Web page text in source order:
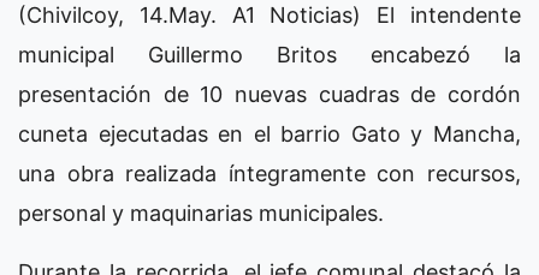
(Chivilcoy, 14.May. A1 Noticias) El intendente
municipal Guillermo Britos encabezó la
presentación de 10 nuevas cuadras de cordón
cuneta ejecutadas en el barrio Gato y Mancha,
una obra realizada íntegramente con recursos,
personal y maquinarias municipales.